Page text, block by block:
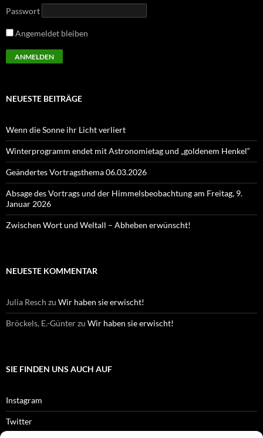
Passwort
Angemeldet bleiben
NEUESTE BEITRÄGE
Wenn die Sonne ihr Licht verliert
Winterprogramm endet mit Astronomietag und „goldenem Henkel“
Geändertes Vortragsthema 06.03.2026
Absage des Vortrags und der Himmelsbeobachtung am Freitag, 9.
Januar 2026
Zwischen Wort und Weltall – Abheben erwünscht!
NEUESTE KOMMENTAR
Julia Resch zu Wir haben sie erwischt!
Bröckels, E.-Günterzu Wir haben sie erwischt!
SIE FINDEN UNS AUCH AUF
Instagram
Twitter